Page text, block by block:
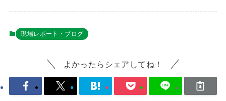
現場レポート・ブログ
よかったらシェアしてね！